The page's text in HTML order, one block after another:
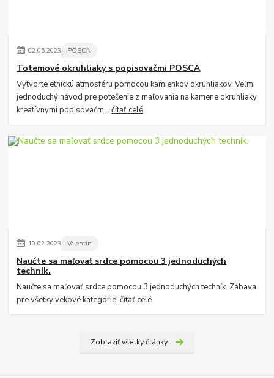
02.05.2023 POSCA
Totemové okruhliaky s popisovačmi POSCA
Vytvorte etnickú atmosféru pomocou kamienkov okruhliakov. Veľmi
jednoduchý návod pre potešenie z maľovania na kamene okruhliaky
kreatívnymi popisovačm...čítať celé
10.02.2023 Valentín
Naučte sa maľovať srdce pomocou 3 jednoduchých
techník.
Naučte sa maľovať srdce pomocou 3 jednoduchých techník. Zábava
pre všetky vekové kategórie!čítať celé
Zobraziť všetky články